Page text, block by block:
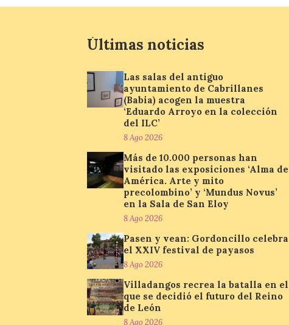
Últimas noticias
Las salas del antiguo
ayuntamiento de Cabrillanes
(Babia) acogen la muestra
‘Eduardo Arroyo en la colección
del ILC’
8 Ago 2026
Más de 10.000 personas han
visitado las exposiciones ‘Alma de
América. Arte y mito
precolombino’ y ‘Mundus Novus’
en la Sala de San Eloy
8 Ago 2026
Pasen y vean: Gordoncillo celebra
el XXIV festival de payasos
8 Ago 2026
Villadangos recrea la batalla en el
que se decidió el futuro del Reino
de León
8 Ago 2026